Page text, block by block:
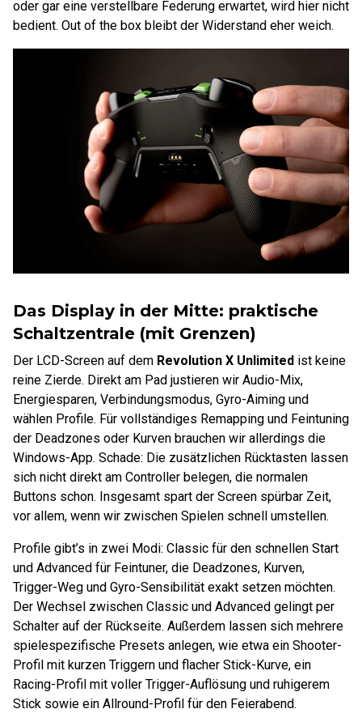
oder gar eine verstellbare Federung erwartet, wird hier nicht
bedient. Out of the box bleibt der Widerstand eher weich.
Das Display in der Mitte: praktische
Schaltzentrale (mit Grenzen)
Der LCD-Screen auf dem Revolution X Unlimited ist keine
reine Zierde. Direkt am Pad justieren wir Audio-Mix,
Energiesparen, Verbindungsmodus, Gyro-Aiming und
wählen Profile. Für vollständiges Remapping und Feintuning
der Deadzones oder Kurven brauchen wir allerdings die
Windows-App. Schade: Die zusätzlichen Rücktasten lassen
sich nicht direkt am Controller belegen, die normalen
Buttons schon. Insgesamt spart der Screen spürbar Zeit,
vor allem, wenn wir zwischen Spielen schnell umstellen.
Profile gibt’s in zwei Modi: Classic für den schnellen Start
und Advanced für Feintuner, die Deadzones, Kurven,
Trigger-Weg und Gyro-Sensibilität exakt setzen möchten.
Der Wechsel zwischen Classic und Advanced gelingt per
Schalter auf der Rückseite. Außerdem lassen sich mehrere
spielespezifische Presets anlegen, wie etwa ein Shooter-
Profil mit kurzen Triggern und flacher Stick-Kurve, ein
Racing-Profil mit voller Trigger-Auflösung und ruhigerem
Stick sowie ein Allround-Profil für den Feierabend.